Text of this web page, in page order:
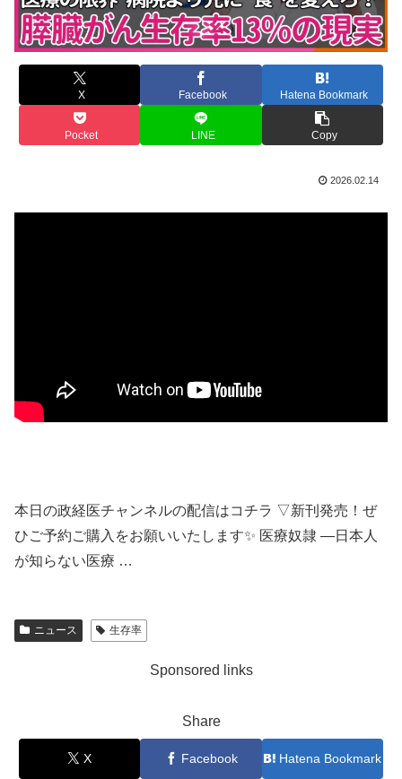
X Facebook Hatena Bookmark
Pocket LINE Copy
2026.02.14
本日の政経医チャンネルの配信はコチラ ▽新刊発売！ぜ
ひご予約ご購入をお願いいたします✨ 医療奴隷 ―日本人
が知らない医療 …
ニュース 生存率
Sponsored links
Share
X Facebook Hatena Bookmark